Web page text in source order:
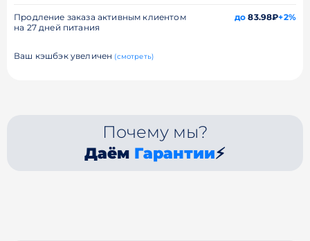
Продление заказа активным клиентом
на 27 дней питания
до 83.98₽+2%
Ваш кэшбэк увеличен (смотреть)
Почему мы?
Даём Гарантии⚡